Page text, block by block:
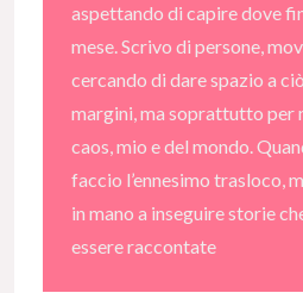
aspettando di capire dove
mese. Scrivo di persone,
cercando di dare spazio a
margini, ma soprattutto per
caos, mio e del mondo.
faccio l’ennesimo trasloco,
in mano a inseguire storie
essere raccontate